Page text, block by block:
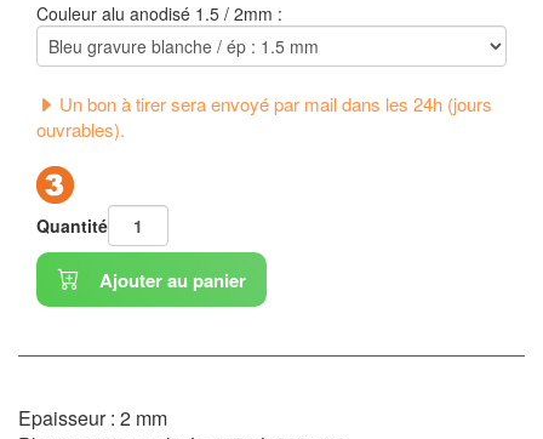
Couleur alu anodisé 1.5 / 2mm :
Un bon à tirer sera envoyé par mail dans les 24h (jours
ouvrables).
Quantité
Ajouter au panier
Epaisseur : 2 mm